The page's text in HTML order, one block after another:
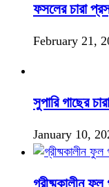
ফসলের চারা
February 21,
সুপারি গাছের চারা
January 10,